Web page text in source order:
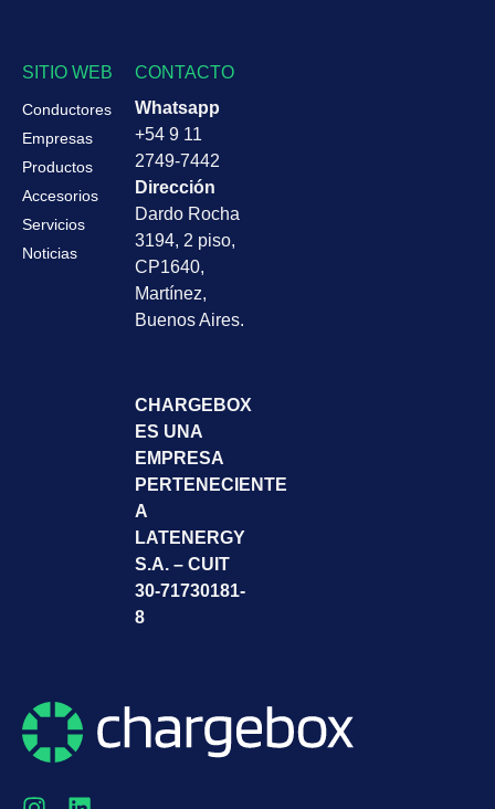
SITIO WEB
Conductores
Empresas
Productos
Accesorios
Servicios
Noticias
CONTACTO
Whatsapp
+54 9 11
2749-7442
Dirección
Dardo Rocha
3194, 2 piso,
CP1640,
Martínez,
Buenos Aires.
CHARGEBOX
ES UNA
EMPRESA
PERTENECIENTE
A
LATENERGY
S.A. – CUIT
30-71730181-
8